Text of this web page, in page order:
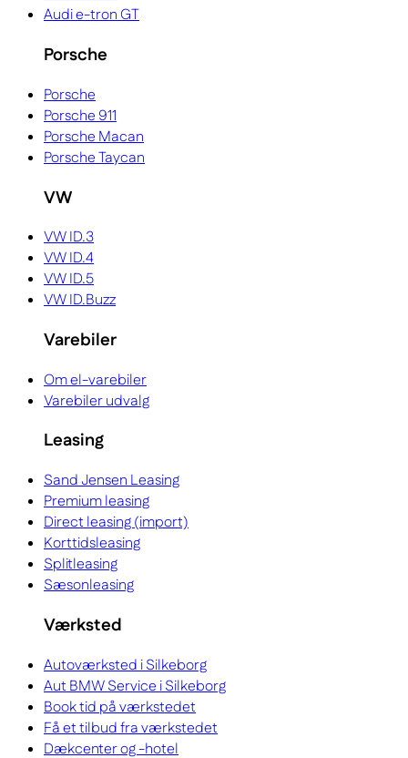
Audi e-tron GT
Porsche
Porsche
Porsche 911
Porsche Macan
Porsche Taycan
VW
VW ID.3
VW ID.4
VW ID.5
VW ID.Buzz
Varebiler
Om el-varebiler
Varebiler udvalg
Leasing
Sand Jensen Leasing
Premium leasing
Direct leasing (import)
Korttidsleasing
Splitleasing
Sæsonleasing
Værksted
Autoværksted i Silkeborg
Aut BMW Service i Silkeborg
Book tid på værkstedet
Få et tilbud fra værkstedet
Dækcenter og -hotel